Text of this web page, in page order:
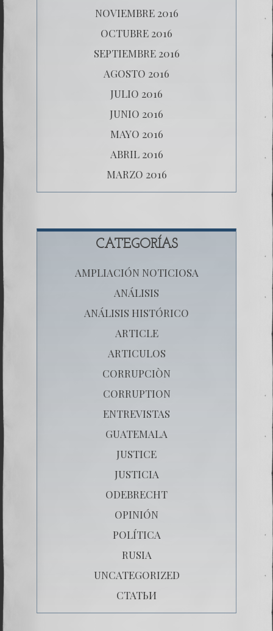
NOVIEMBRE 2016
OCTUBRE 2016
SEPTIEMBRE 2016
AGOSTO 2016
JULIO 2016
JUNIO 2016
MAYO 2016
ABRIL 2016
MARZO 2016
CATEGORÍAS
AMPLIACIÓN NOTICIOSA
ANÁLISIS
ANÁLISIS HISTÓRICO
ARTICLE
ARTICULOS
CORRUPCIÒN
CORRUPTION
ENTREVISTAS
GUATEMALA
JUSTICE
JUSTICIA
ODEBRECHT
OPINIÓN
POLÍTICA
RUSIA
UNCATEGORIZED
СТАТЬИ